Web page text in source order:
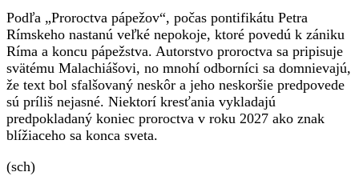
Podľa „Proroctva pápežov“, počas pontifikátu Petra
Rímskeho nastanú veľké nepokoje, ktoré povedú k zániku
Ríma a koncu pápežstva. Autorstvo proroctva sa pripisuje
svätému Malachiášovi, no mnohí odborníci sa domnievajú,
že text bol sfalšovaný neskôr a jeho neskoršie predpovede
sú príliš nejasné. Niektorí kresťania vykladajú
predpokladaný koniec proroctva v roku 2027 ako znak
blížiaceho sa konca sveta.
(sch)